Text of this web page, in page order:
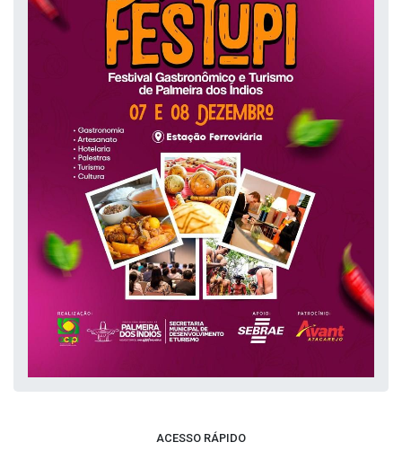
ACESSO RÁPIDO